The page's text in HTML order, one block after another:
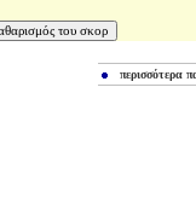
περισσότερα